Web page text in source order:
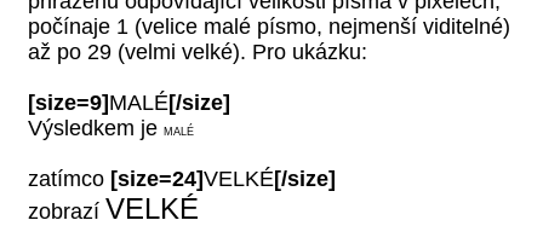
počínaje 1 (velice malé písmo, nejmenší viditelné)
až po 29 (velmi velké). Pro ukázku:
[size=9]MALÉ[/size]
Výsledkem je MALÉ
zatímco [size=24]VELKÉ[/size]
zobrazí VELKÉ